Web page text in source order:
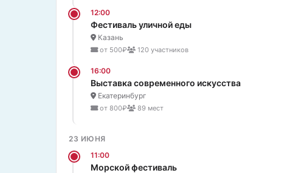
12:00
Фестиваль уличной еды
Казань
от 500₽ 120 участников
16:00
Выставка современного искусства
Екатеринбург
от 800₽ 89 мест
23 ИЮНЯ
11:00
Морской фестиваль